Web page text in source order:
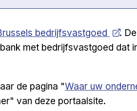
bedrijfsvastgoed
.
met bedrijfsvastgoed dat
de pagina "Waar uw
van deze portaalsite.